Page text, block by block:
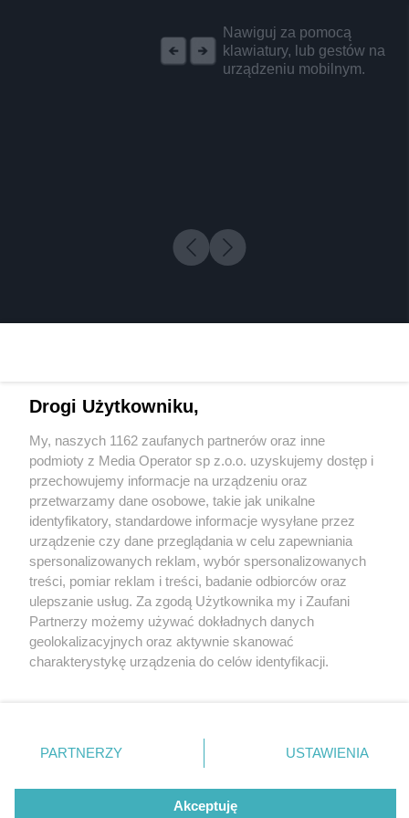
Nawiguj za pomocą
klawiatury, lub gestów na
urządzeniu mobilnym.
5 / 0
Wydawca mediów lokalnych
Nie zapomnij
zapoznać się z:
polityką prywatności regulamin korzystania z portali
Twojemiasto
Piekary Śląskie
Chorzów
Tarnowskie Góry
Gliwice
Skontakuj sięz nami
Kontakt
Wydawca
Redakcja
Drogi Użytkowniku,
My, naszych 1162 zaufanych partnerów oraz inne
podmioty z Media Operator sp z.o.o. uzyskujemy dostęp i
przechowujemy informacje na urządzeniu oraz
przetwarzamy dane osobowe, takie jak unikalne
identyfikatory, standardowe informacje wysyłane przez
urządzenie czy dane przeglądania w celu zapewniania
spersonalizowanych reklam, wybór spersonalizowanych
treści, pomiar reklam i treści, badanie odbiorców oraz
ulepszanie usług. Za zgodą Użytkownika my i Zaufani
Partnerzy możemy używać dokładnych danych
geolokalizacyjnych oraz aktywnie skanować
charakterystykę urządzenia do celów identyfikacji.
zmienić/wycofać klikając przycisk ustawień prywatności
znajdujący się w lewym dolnym rogu strony
rodzaje przetwarzania danych nie wymagają zgody
użytkownika, ale masz prawo sprzeciwić się takiemu
PARTNERZY USTAWIENIA
Akceptuję